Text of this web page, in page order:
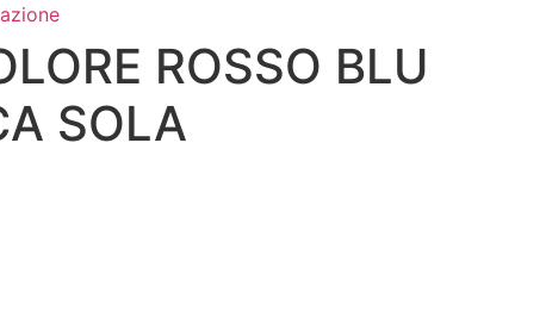
ROSSO BLU
SOLA